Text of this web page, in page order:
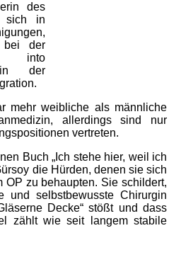
des
sich in
bei der
into
in der
mehr weibliche als männliche
allerdings sind nur
vertreten.
Buch „Ich stehe hier, weil ich
die Hürden, denen sie sich
OP zu behaupten. Sie schildert,
und selbstbewusste Chirurgin
Decke“ stößt und dass
zählt wie seit langem stabile